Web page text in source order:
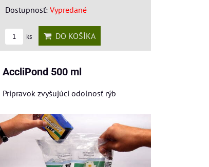
Dostupnosť:Vypredané
ks DO KOŠÍKA
AccliPond 500 ml
Prípravok zvyšujúci odolnosť rýb